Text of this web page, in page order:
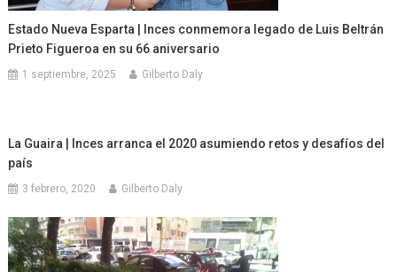
Estado Nueva Esparta | Inces conmemora legado de Luis Beltrán
Prieto Figueroa en su 66 aniversario
1 septiembre, 2025 Gilberto Daly
La Guaira | Inces arranca el 2020 asumiendo retos y desafíos del
país
3 febrero, 2020 Gilberto Daly